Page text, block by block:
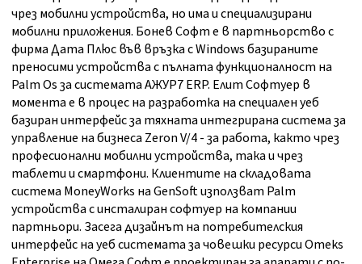
чрез мобилни устройства, но има и специализирани
мобилни приложения. Бонев Софт е в партньорство с
фирма Дата Плюс във връзка с Windows базираните
преносими устройства с пълната функционалност на
Palm Os за системата АЖУР7 ERP. Елит Софтуер в
момента е в процес на разработка на специален уеб
базиран интерфейс за тяхната интегрирана система за
управление на бизнеса Zeron V/4 - за работа, както чрез
професионални мобилни устройства, така и чрез
таблети и смартфони. Клиентите на складовата
система MoneyWorks на GenSoft използват Palm
устройства с инсталиран софтуер на компании
партньори. Засега дизайнът на потребителския
интерфейс на уеб системата за човешки ресурси Omeks